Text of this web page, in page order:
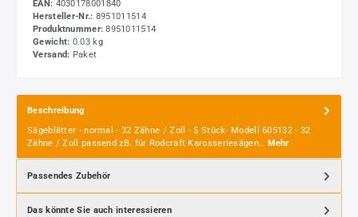
EAN: 4030178001840
Hersteller-Nr.: 8951011514
Produktnummer: 8951011514
Gewicht: 0.03 kg
Versand: Paket
Beschreibung
Sägeblätter - normal - 32 Zähne / Zoll - 5 Stück- Modell 605132 - 32
Zähne / Zoll passend zB. für Rodcraft Karosseriesägen… Mehr
Passendes Zubehör
Das könnte Sie auch interessieren